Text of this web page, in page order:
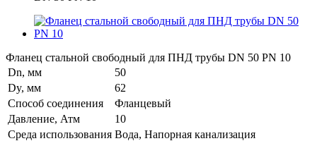
Фланец стальной свободный для ПНД трубы DN 50 PN 10
Dn, мм
50
Dy, мм
62
Способ соединения
Фланцевый
Давление, Атм
10
Среда использования Вода, Напорная канализация